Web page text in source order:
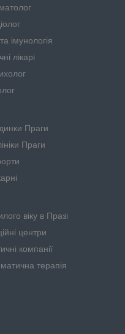
імунологія
лікарі
Праги
Праги
віку в Празі
центри
компанії
терапія